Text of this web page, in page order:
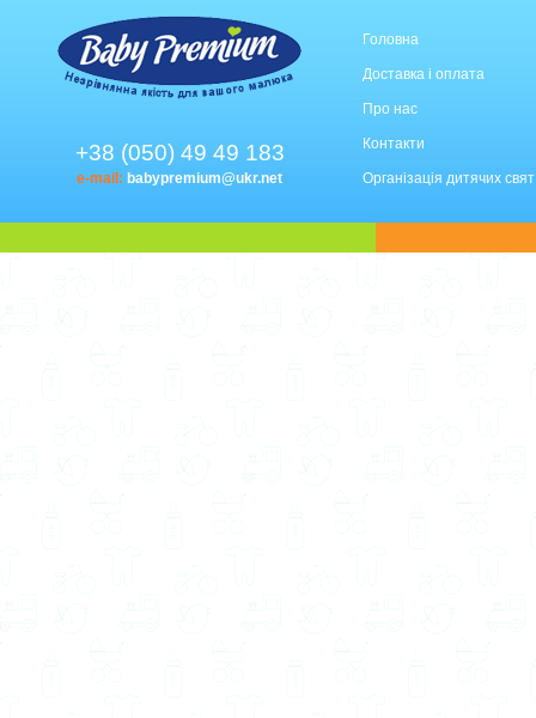
+38 (050) 49 49 183
e-mail: babypremium@ukr.net
Головна
Доставка і оплата
Про нас
Контакти
Організація дитячих свят